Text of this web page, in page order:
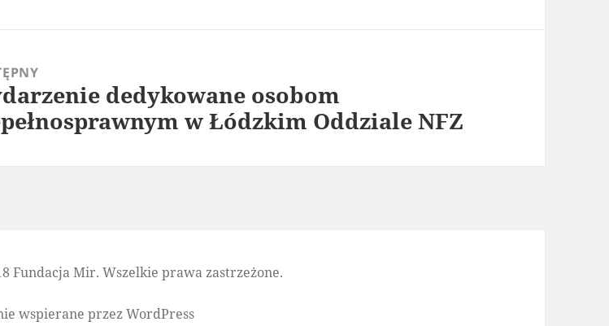
dedykowane osobom
w Łódzkim Oddziale NFZ
Fundacja Mir. Wszelkie prawa zastrzeżone.
wspierane przez WordPress